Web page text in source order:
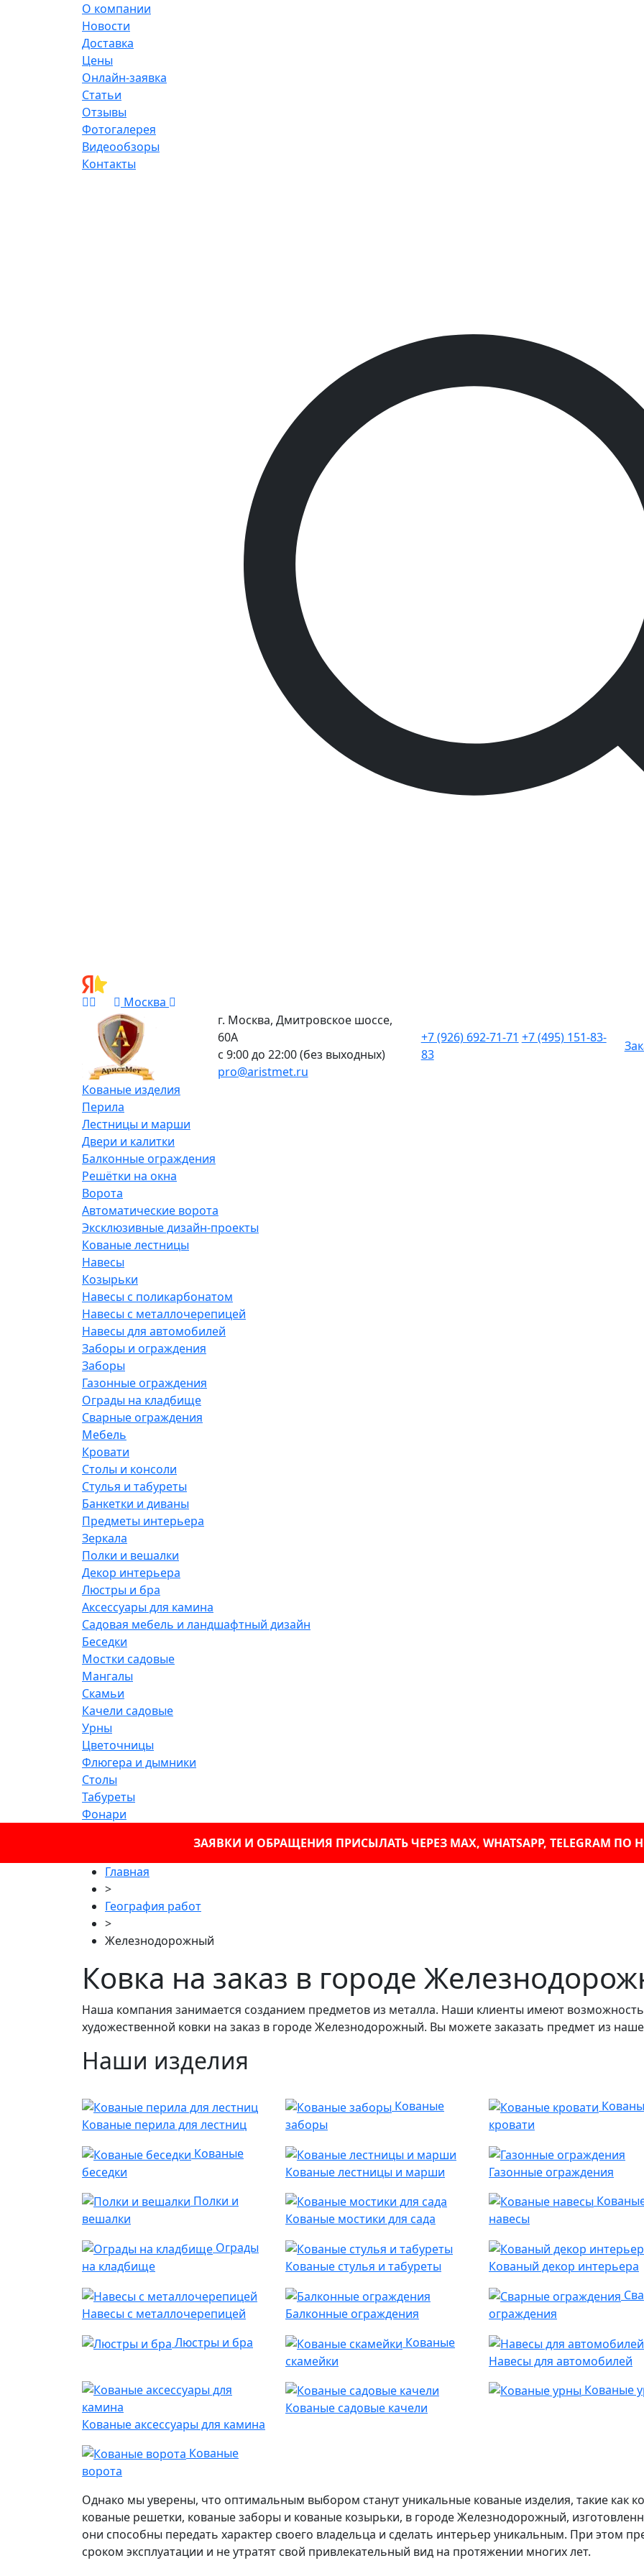
О компании
Новости
Доставка
Цены
Онлайн-заявка
Статьи
Отзывы
Фотогалерея
Видеообзоры
Контакты
Москва
г. Москва, Дмитровское шоссе,
60А
с 9:00 до 22:00 (без выходных)
pro@aristmet.ru
+7 (926) 692-71-71 +7 (495) 151-83-
83
Кованые изделия
Перила
Лестницы и марши
Двери и калитки
Балконные ограждения
Решётки на окна
Ворота
Автоматические ворота
Эксклюзивные дизайн-проекты
Кованые лестницы
Навесы
Козырьки
Навесы с поликарбонатом
Навесы с металлочерепицей
Навесы для автомобилей
Заборы и ограждения
Заборы
Газонные ограждения
Ограды на кладбище
Сварные ограждения
Мебель
Кровати
Столы и консоли
Стулья и табуреты
Банкетки и диваны
Предметы интерьера
Зеркала
Полки и вешалки
Декор интерьера
Люстры и бра
Аксессуары для камина
Садовая мебель и ландшафтный дизайн
Беседки
Мостки садовые
Мангалы
Скамьи
Качели садовые
Урны
Цветочницы
Флюгера и дымники
Столы
Табуреты
Фонари
ЗАЯВКИ И ОБРАЩЕНИЯ ПРИСЫЛАТЬ ЧЕРЕЗ MAX, WHATSAPP, TELEGRAM ПО
Главная
>
География работ
>
Железнодорожный
Ковка на заказ в городе
Наша компания занимается созданием предметов из металла. Наши клиенты имеют возможность
художественной ковки на заказ в городе Железнодорожный. Вы можете заказать предмет из
Наши изделия
Кованые перила для лестниц
Кованые
заборы
кровати
Кованые
беседки
Кованые лестницы и марши Газонные ограждения
Полки и
вешалки
Кованые мостики для сада
навесы
Ограды
на кладбище
Кованые стулья и табуреты Кованый декор интерьера
Навесы с металлочерепицей Балконные ограждения
ограждения
Люстры и бра
Кованые
скамейки
Навесы для автомобилей
Кованые аксессуары для камина
Кованые садовые качели
Кованые
Кованые
ворота
Однако мы уверены, что оптимальным выбором станут уникальные кованые изделия, такие как
кованые решетки, кованые заборы и кованые козырьки, в городе Железнодорожный,
они способны передать характер своего владельца и сделать интерьер уникальным. При этом
сроком эксплуатации и не утратят свой привлекательный вид на протяжении многих лет.